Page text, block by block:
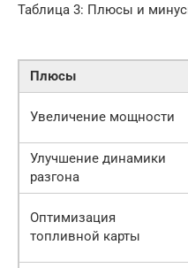
Таблица 3: Плюсы и
Плюсы
Увеличение мощности
Улучшение динамики
разгона
Оптимизация
топливной карты